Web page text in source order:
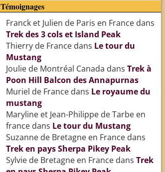
Témoignages
Franck et Julien de Paris en Francedans
Trek des 3 cols et Island Peak
Thierry de Francedans Le tour du
Mustang
Joulie de Montréal Canada dans Trek à
Poon Hill Balcon des Annapurnas
Muriel de Francedans Le royaume du
mustang
Maryline et Jean-Philippe de Tarbe en
francedans Le tour du Mustang
Suzanne de Bretagne en Francedans
Trek en pays Sherpa Pikey Peak
Sylvie de Bretagne en Francedans Trek